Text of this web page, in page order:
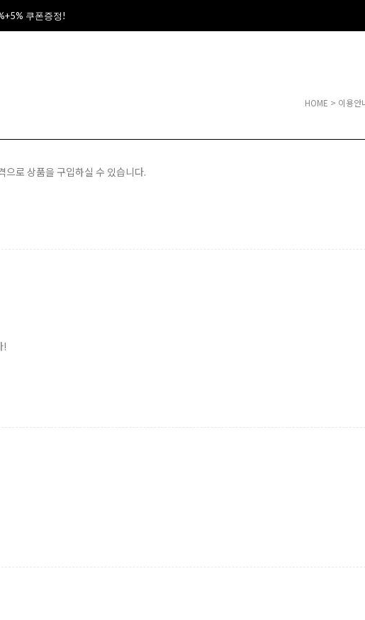
쿠폰증정!
HOME > 이용안
으로 상품을 구입하실 수 있습니다.
!